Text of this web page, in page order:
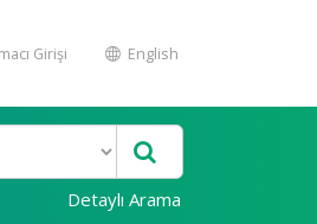
Girişi English
Detaylı Arama